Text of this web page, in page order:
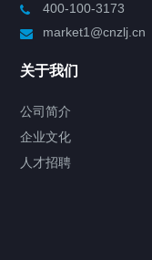
制冷加热动态控温
Chiller气体控温系统
400-100-3173
market1@cnzlj.cn
关于我们
公司简介
企业文化
人才招聘